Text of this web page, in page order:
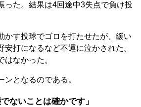
った。結果は4回途中3失点で負け投
す投球でゴロを打たせたが、緩い
安打になるなど不運に泣かされた。
なかった。
となるのである。
ないことは確かです」